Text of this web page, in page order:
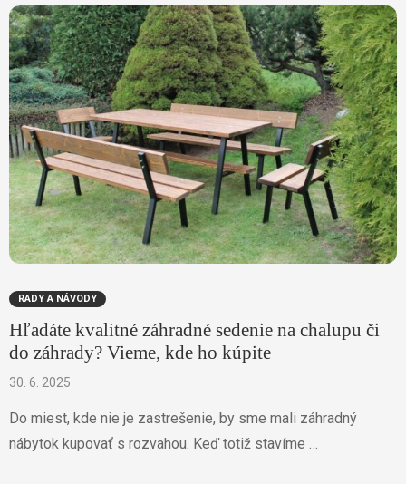
RADY A NÁVODY
Hľadáte kvalitné záhradné sedenie na chalupu či
do záhrady? Vieme, kde ho kúpite
30. 6. 2025
Do miest, kde nie je zastrešenie, by sme mali záhradný
nábytok kupovať s rozvahou. Keď totiž stavíme …